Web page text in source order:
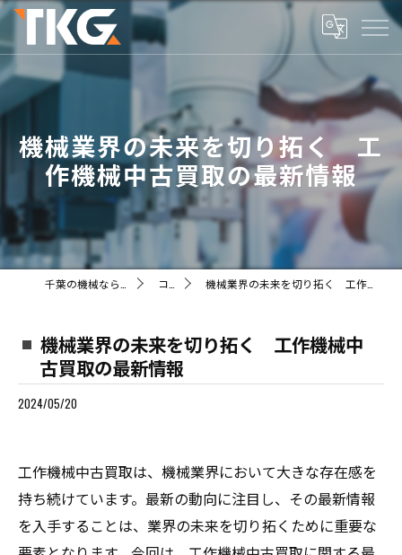
機械業界の未来を切り拓く 工
作機械中古買取の最新情報
コラム 機械業界の未来を切り拓く 工作機械中古買取の最新情報
機械業界の未来を切り拓く 工作機械中
古買取の最新情報
2024/05/20
工作機械中古買取は、機械業界において大きな存在感を
持ち続けています。最新の動向に注目し、その最新情報
を入手することは、業界の未来を切り拓くために重要な